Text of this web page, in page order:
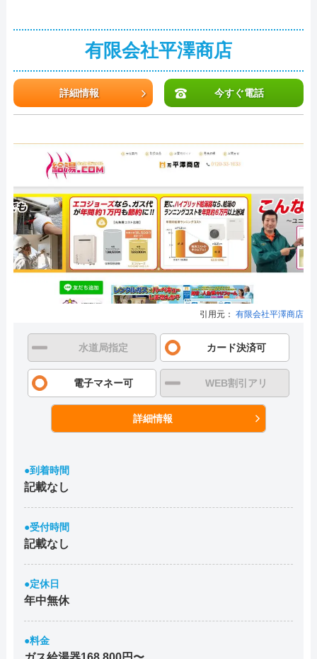
有限会社平澤商店
詳細情報 今すぐ電話
引用元： 有限会社平澤商店
水道局指定 カード決済可
電子マネー可 WEB割引アリ
詳細情報
●到着時間
記載なし
●受付時間
記載なし
●定休日
年中無休
●料金